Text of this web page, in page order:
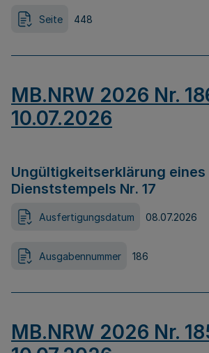
Seite 448
MB.NRW 2026 Nr.
10.07.2026
Ungültigkeitserklärung eines
Dienststempels Nr. 17
Ausfertigungsdatum 08.07.2026
Ausgabennummer 186
MB.NRW 2026 Nr.